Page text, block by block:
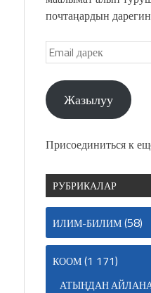
почтаңардын
Жазылуу
Присоединиться к
РУБРИКАЛАР
ИЛИМ-БИЛИМ(58)
КООМ(1 171)
АТЫҢДАН